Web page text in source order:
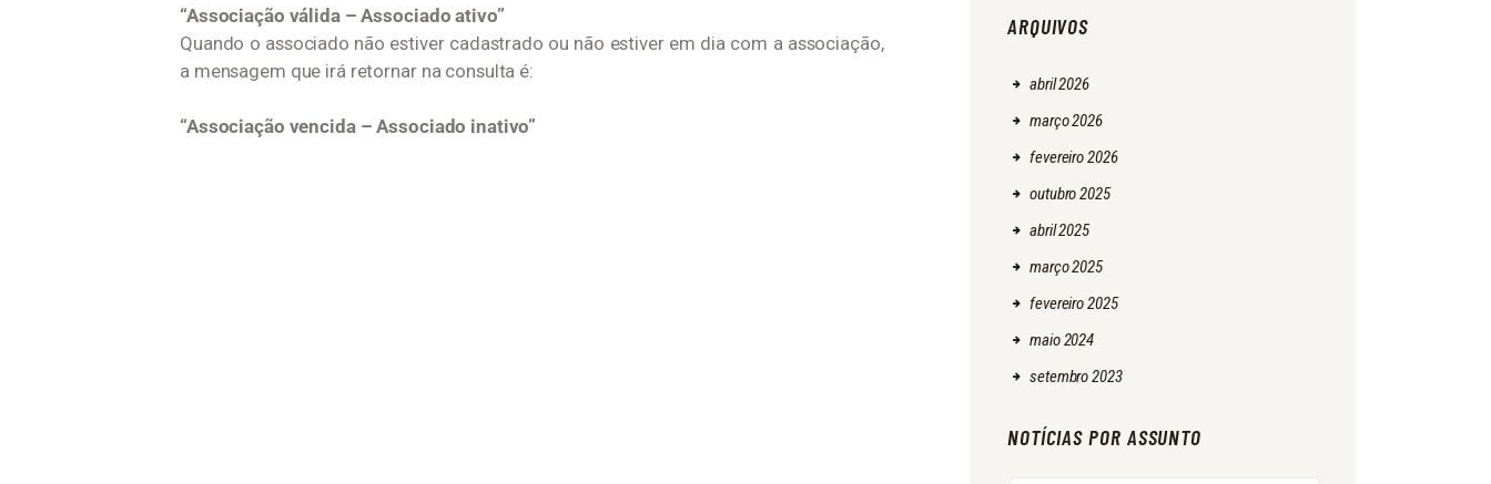
“Associação válida – Associado ativo”
Quando o associado não estiver cadastrado ou não estiver em dia com a associação,
a mensagem que irá retornar na consulta é:
“Associação vencida – Associado inativo”
ARQUIVOS
abril2026
março2026
fevereiro2026
outubro2025
abril2025
março2025
fevereiro2025
maio2024
setembro2023
NOTÍCIAS POR ASSUNTO